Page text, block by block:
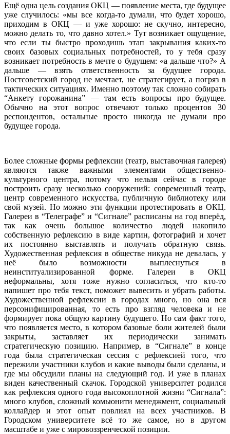
Ещё одна цель создания ОКЦ — появление места, где будущее
уже случилось: «мы все когда-то думали, что будет хорошо,
приходим в ОКЦ — и уже хорошо: не скучно, интересно,
можно делать то, что давно хотел.» Тут возникает ощущение,
что если ты быстро проходишь этап закрывания каких-то
своих базовых социальных потребностей, то у тебя сразу
возникает потребность в мечте о будущем: «а дальше что?» А
дальше — взять ответственность за будущее города.
Постсоветский город не мечтает, не стратегирует, а погряз в
тактических ситуациях. Именно поэтому так сложно собирать
“Анкету горожанина” — там есть вопросы про будущее.
Обычно на этот вопрос отвечают только процентов 30
респондентов, остальные просто никогда не думали про
будущее города.
Более сложные формы рефлексии (театр, выставочная галерея)
являются также важными элементами общественно-
культурного центра, потому что нельзя сейчас в городе
построить сразу несколько сооружений: современный театр,
центр современного искусства, публичную библиотеку или
свой музей. Но можно эти функции протестировать в ОКЦ.
Галереи в “Телеграфе” и “Сигнале” расписаны на год вперёд,
так как очень большое количество людей накопило
собственную рефлексию в виде картин, фотографий и хочет
их постоянно выставлять и получать обратную связь.
Художественная рефлексия в обществе никуда не девалась, у
неё было возможности выплеснуться в
неинституализированной форме. Галереи в ОКЦ
неформальны, хотя тоже нужно согласиться, что кто-то
напишет про тебя текст, поможет вывесить и убрать работы.
Художественной рефлексии в городах много, но она вся
персонифицированная, то есть про взгляд человека и не
формирует пока общую картину будущего. Но сам факт того,
что появляется место, в котором базовые боли жителей были
закрыты, заставляет их периодически занимать
стратегическую позицию. Например, в “Сигнале” в конце
года была стратегическая сессия с рефлексией того, что
пережили участники клубов и какие выводы были сделаны, и
где мы обсудили планы на следующий год. И уже в планах
виден качественный скачок. Городской университет родился
как рефлексия одного года высокоплотной жизни “Сигнала”:
много клубов, сложный комьюнити менеджмент, социальный
коллайдер и этот опыт повлиял на всех участников. В
Городском университете всё то же самое, но в другом
масштабе и уже с мировоззренческой позиции.